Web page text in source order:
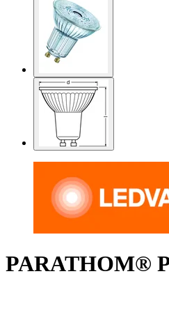
PARATHOM®